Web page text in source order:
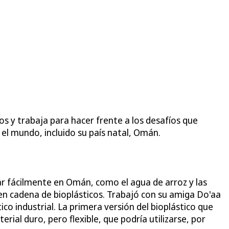
y trabaja para hacer frente a los desafíos que
mundo, incluido su país natal, Omán.
en Omán, como el agua de arroz y las
cadena de bioplásticos. Trabajó con su amiga Do'aa
industrial. La primera versión del bioplástico que
duro, pero flexible, que podría utilizarse, por